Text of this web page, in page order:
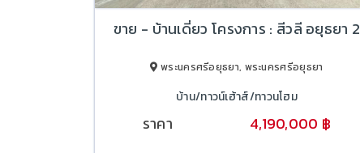
ขาย - บ้านเดี่ยว โครงการ : สีวลี อยุธยา 2
พระนครศรีอยุธยา, พระนครศรีอยุธยา
บ้าน/ทาวน์เฮ้าส์/ทาวนโฮม
ราคา 4,190,000 ฿